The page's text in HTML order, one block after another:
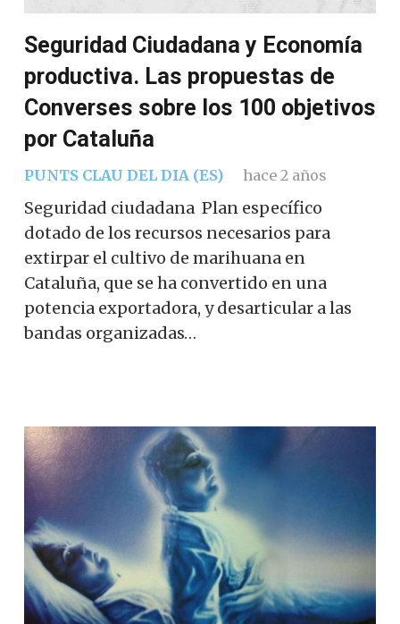
Seguridad Ciudadana y Economía
productiva. Las propuestas de
Converses sobre los 100 objetivos
por Cataluña
PUNTS CLAU DEL DIA (ES) hace 2 años
Seguridad ciudadana Plan específico
dotado de los recursos necesarios para
extirpar el cultivo de marihuana en
Cataluña, que se ha convertido en una
potencia exportadora, y desarticular a las
bandas organizadas…